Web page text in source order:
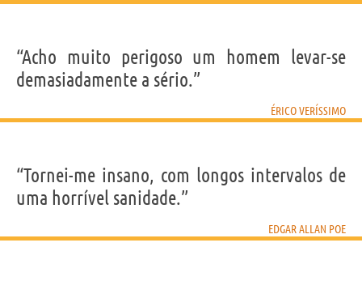
“Acho muito perigoso um homem levar-se
demasiadamente a sério.”
ÉRICO VERÍSSIMO
“Tornei-me insano, com longos intervalos de
uma horrível sanidade.”
EDGAR ALLAN POE